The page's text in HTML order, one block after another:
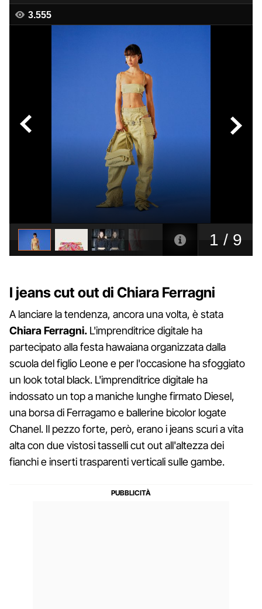
I jeans cut out di Chiara Ferragni
A lanciare la tendenza, ancora una volta, è stata
Chiara Ferragni. L'imprenditrice digitale ha
partecipato alla festa hawaiana organizzata dalla
scuola del figlio Leone e per l'occasione ha sfoggiato
un look total black. L'imprenditrice digitale ha
indossato un top a maniche lunghe firmato Diesel,
una borsa di Ferragamo e ballerine bicolor logate
Chanel. Il pezzo forte, però, erano i jeans scuri a vita
alta con due vistosi tasselli cut out all'altezza dei
fianchi e inserti trasparenti verticali sulle gambe.